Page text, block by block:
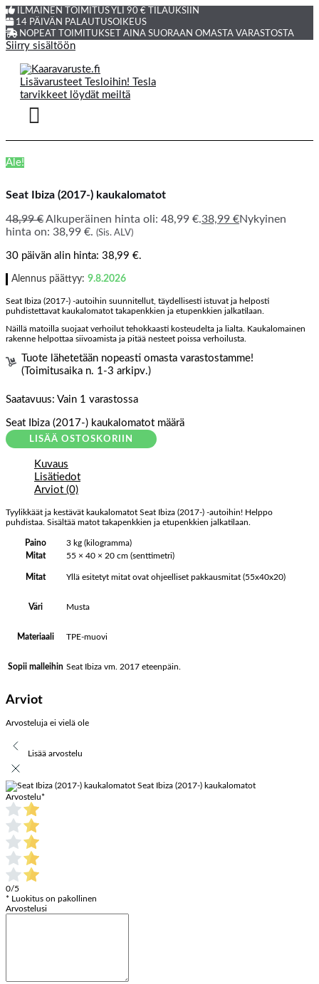
ILMAINEN TOIMITUS YLI 90 € TILAUKSIIN
14 PÄIVÄN PALAUTUSOIKEUS
NOPEAT TOIMITUKSET AINA SUORAAN OMASTA VARASTOSTA
Siirry sisältöön
Ale!
Seat Ibiza (2017-) kaukalomatot
48,99€ Alkuperäinen hinta oli: 48,99 €.38,99 €Nykyinen
hinta on: 38,99 €. (Sis. ALV)
30 päivän alin hinta: 38,99 €.
Alennus päättyy: 9.8.2026
Seat Ibiza (2017-) -autoihin suunnitellut, täydellisesti istuvat ja helposti
puhdistettavat kaukalomatot takapenkkien ja etupenkkien jalkatilaan.
Näillä matoilla suojaat verhoilut tehokkaasti kosteudelta ja lialta. Kaukalomainen
rakenne helpottaa siivoamista ja pitää nesteet poissa verhoilusta.
Tuote lähetetään nopeasti omasta varastostamme!
(Toimitusaika n. 1-3 arkipv.)
Saatavuus: Vain 1 varastossa
Seat Ibiza (2017-) kaukalomatot määrä
LISÄÄ OSTOSKORIIN
Kuvaus
Lisätiedot
Arviot (0)
Tyylikkäät ja kestävät kaukalomatot Seat Ibiza (2017-) -autoihin! Helppo
puhdistaa. Sisältää matot takapenkkien ja etupenkkien jalkatilaan.
Paino
3 kg (kilogramma)
Mitat
55 × 40 × 20 cm (senttimetri)
Mitat Yllä esitetyt mitat ovat ohjeelliset pakkausmitat (55x40x20)
Väri Musta
Materiaali TPE-muovi
Sopii malleihin Seat Ibiza vm. 2017 eteenpäin.
Arviot
Arvosteluja ei vielä ole
Lisää arvostelu
Seat Ibiza (2017-) kaukalomatot
Arvostelu*
0/5
* Luokitus on pakollinen
Arvostelusi